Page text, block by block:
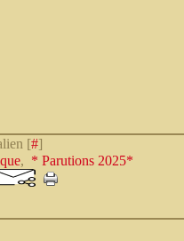
[#]
, * Parutions 2025*